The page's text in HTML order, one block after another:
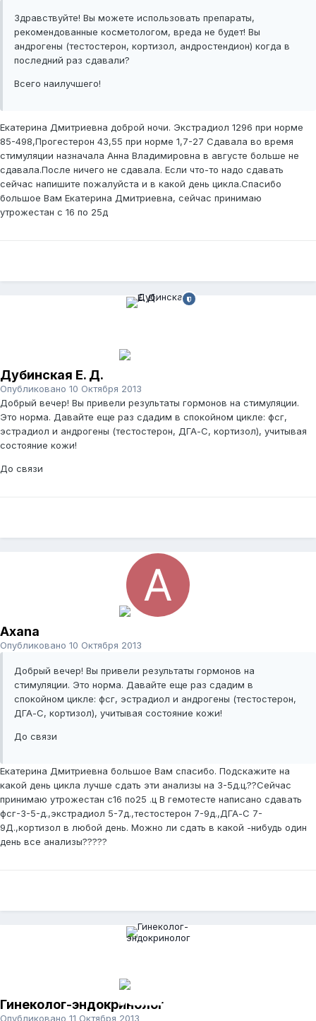
Здравствуйте! Вы можете использовать препараты,
рекомендованные косметологом, вреда не будет! Вы
андрогены (тестостерон, кортизол, андростендион) когда в
последний раз сдавали?
Всего наилучшего!
Екатерина Дмитриевна доброй ночи. Экстрадиол 1296 при норме
85-498,Прогестерон 43,55 при норме 1,7-27 Сдавала во время
стимуляции назначала Анна Владимировна в августе больше не
сдавала.После ничего не сдавала. Если что-то надо сдавать
сейчас напишите пожалуйста и в какой день цикла.Спасибо
большое Вам Екатерина Дмитриевна, сейчас принимаю
утрожестан с 16 по 25д
Дубинская Е. Д.
Опубликовано 10 Октября 2013
Добрый вечер! Вы привели результаты гормонов на стимуляции.
Это норма. Давайте еще раз сдадим в спокойном цикле: фсг,
эстрадиол и андрогены (тестостерон, ДГА-С, кортизол), учитывая
состояние кожи!
До связи
Axana
Опубликовано 10 Октября 2013
Добрый вечер! Вы привели результаты гормонов на
стимуляции. Это норма. Давайте еще раз сдадим в
спокойном цикле: фсг, эстрадиол и андрогены (тестостерон,
ДГА-С, кортизол), учитывая состояние кожи!
До связи
Екатерина Дмитриевна большое Вам спасибо. Подскажите на
какой день цикла лучше сдать эти анализы на 3-5д.ц.??Сейчас
принимаю утрожестан с16 по25 .ц В гемотесте написано сдавать
фсг-3-5-д.,экстрадиол 5-7д.,тестостерон 7-9д.,ДГА-С 7-
9Д.,кортизол в любой день. Можно ли сдать в какой -нибудь один
день все анализы?????
Гинеколог-эндокринолог
Опубликовано 11 Октября 2013